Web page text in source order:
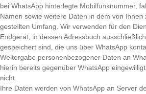
bei WhatsApp hinterlegte Mobilfunknummer,
Namen sowie weitere Daten in dem von Ihnen
gestellten Umfang. Wir verwenden für den
Endgerät, in dessen Adressbuch
gespeichert sind, die uns über WhatsApp
Weitergabe personenbezogener Daten an
hierin bereits gegenüber WhatsApp
nicht.
Ihre Daten werden von WhatsApp an Server